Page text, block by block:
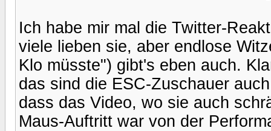
Ich habe mir mal die Twitter-
viele lieben sie, aber endlose
Klo müsste") gibt's eben auch.
das sind die ESC-Zuschauer
dass das Video, wo sie auch
Maus-Auftritt war von der